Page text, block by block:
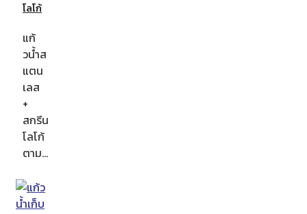
โลโก้
แก้
วน้ำส
แตน
เลส
+
สกรีน
โลโก้
ตาม…